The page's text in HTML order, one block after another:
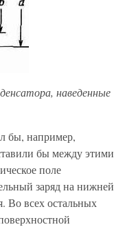
наведенные
бы, например,
бы между этими
поле
заряд на нижней
Во всех остальных